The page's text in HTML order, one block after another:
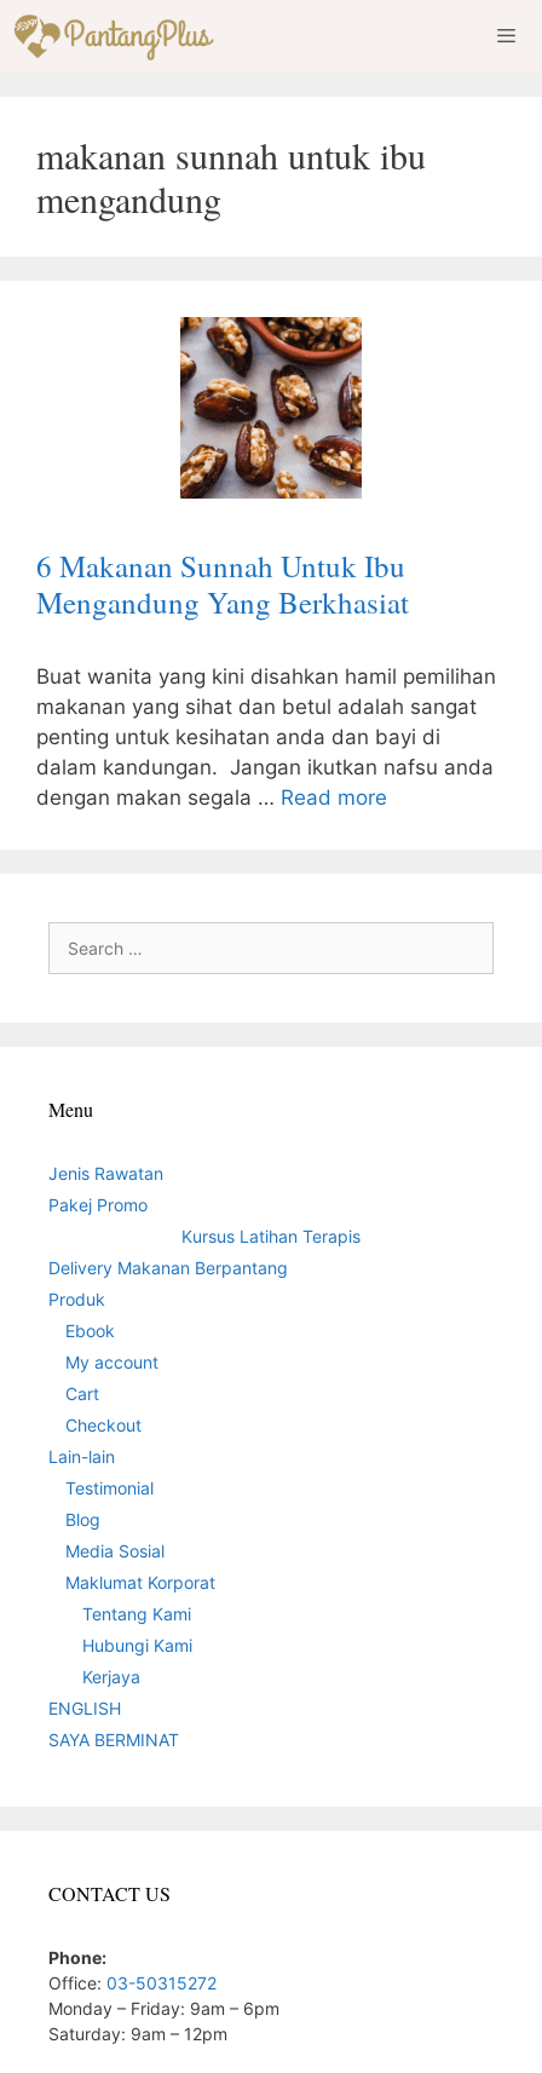
Skip
to
makanan sunnah untuk ibu
mengandung
6 Makanan Sunnah Untuk Ibu
Mengandung Yang Berkhasiat
Buat wanita yang kini disahkan hamil pemilihan
makanan yang sihat dan betul adalah sangat
penting untuk kesihatan anda dan bayi di
dalam kandungan. Jangan ikutkan nafsu anda
dengan makan segala … Read more
for:
Menu
Jenis Rawatan
Pakej Promo
Kursus Latihan Terapis
Delivery Makanan Berpantang
Produk
Ebook
My account
Cart
Checkout
Lain-lain
Testimonial
Blog
Media Sosial
Maklumat Korporat
Tentang Kami
Hubungi Kami
Kerjaya
ENGLISH
SAYA BERMINAT
CONTACT US
Phone:
Office: 03-50315272
Monday – Friday: 9am – 6pm
Saturday: 9am – 12pm